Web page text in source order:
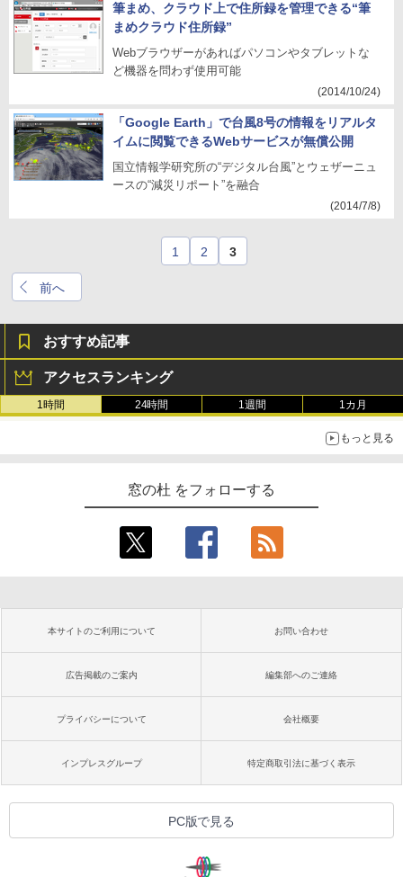
筆まめ、クラウド上で住所録を管理できる“筆
まめクラウド住所録”
Webブラウザーがあればパソコンやタブレットな
ど機器を問わず使用可能
(2014/10/24)
「Google Earth」で台風8号の情報をリアルタ
イムに閲覧できるWebサービスが無償公開
国立情報学研究所の“デジタル台風”とウェザーニュ
ースの“減災リポート”を融合
(2014/7/8)
前へ
1 2 3
おすすめ記事
アクセスランキング
1時間 24時間 1週間 1カ月
もっと見る
窓の杜 をフォローする
本サイトのご利用について お問い合わせ
広告掲載のご案内 編集部へのご連絡
プライバシーについて 会社概要
インプレスグループ 特定商取引法に基づく表示
PC版で見る